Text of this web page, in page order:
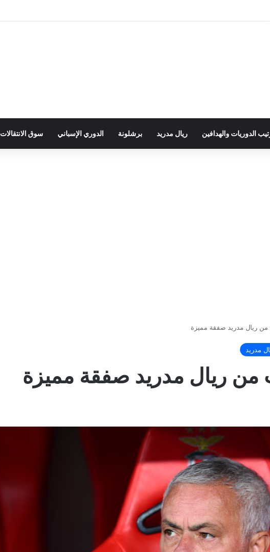
الدوريات والهدافين ريال مدريد برشلونة الدوري الإسباني سوق الانتقالات
من ريال مدريد صفقة مميزة
مدريد
من ريال مدريد صفقة مميزة